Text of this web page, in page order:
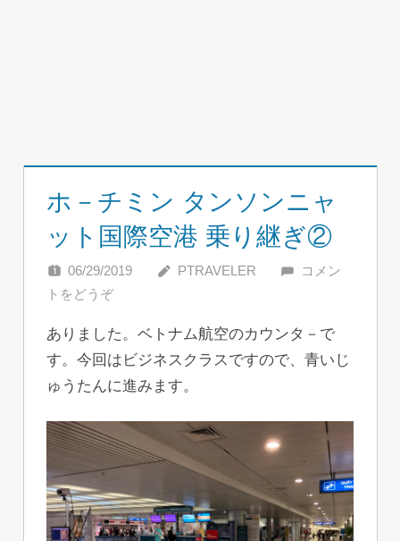
ホ－チミン タンソンニャ
ット国際空港 乗り継ぎ②
06/29/2019 PTRAVELER
コメン
トをどうぞ
ありました。ベトナム航空のカウンタ－で
す。今回はビジネスクラスですので、青いじ
ゅうたんに進みます。